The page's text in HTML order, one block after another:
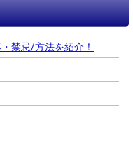
禁忌/方法を紹介！